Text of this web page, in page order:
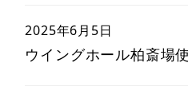
ウイングホール柏斎場
2025年6月5日